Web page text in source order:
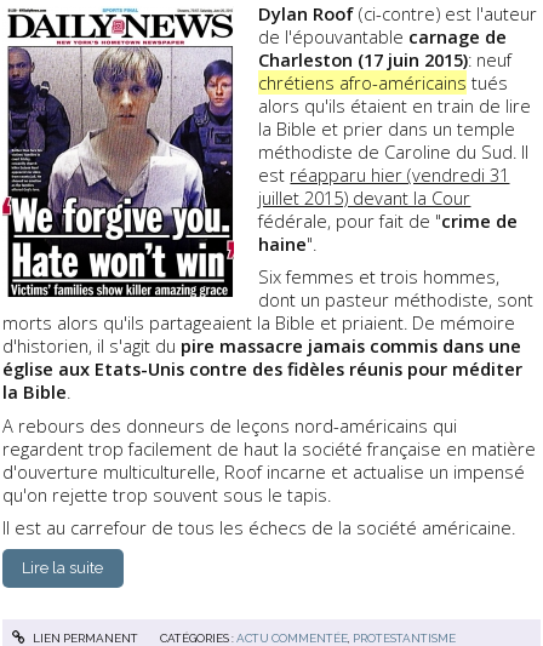
Dylan Roof (ci-contre) est l'auteur
de l'épouvantable carnage de
Charleston (17 juin 2015): neuf
chrétiens afro-américains tués
alors qu'ils étaient en train de lire
la Bible et prier dans un temple
méthodiste de Caroline du Sud. Il
est réapparu hier (vendredi 31
juillet 2015) devant la Cour
fédérale, pour fait de "crime de
haine".
Six femmes et trois hommes,
dont un pasteur méthodiste, sont
morts alors qu'ils partageaient la Bible et priaient. De mémoire
d'historien, il s'agit du pire massacre jamais commis dans une
église aux Etats-Unis contre des fidèles réunis pour méditer
la Bible.
A rebours des donneurs de leçons nord-américains qui
regardent trop facilement de haut la société française en matière
d'ouverture multiculturelle, Roof incarne et actualise un impensé
qu'on rejette trop souvent sous le tapis.
Il est au carrefour de tous les échecs de la société américaine.
Lire la suite
LIEN PERMANENT CATÉGORIES :ACTU COMMENTÉE, PROTESTANTISME